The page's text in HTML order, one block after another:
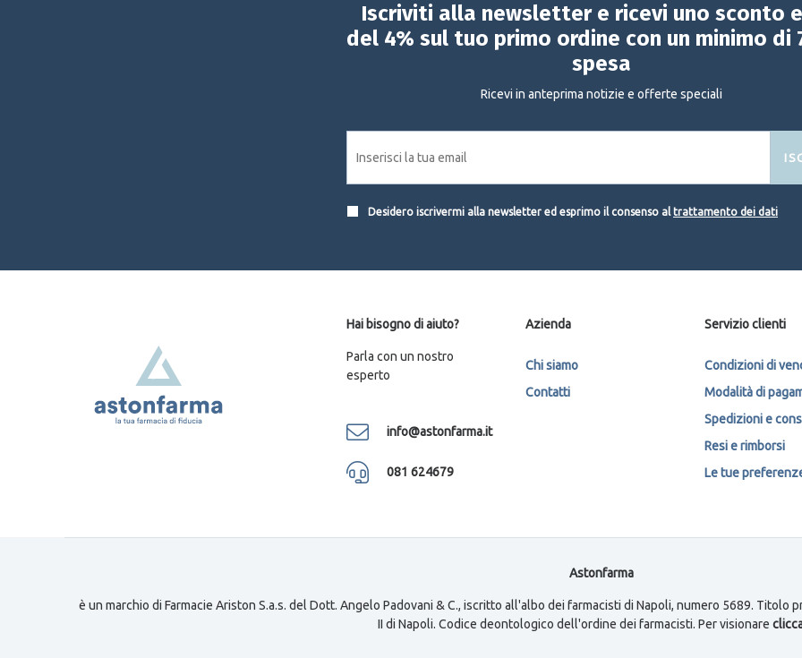
Iscriviti alla newsletter e ricevi uno sconto
del 4% sul tuo primo ordine con un minimo di
spesa
Ricevi in anteprima notizie e offerte speciali
Desidero iscrivermi alla newsletter ed esprimo il consenso altrattamento dei dati
Hai bisogno di aiuto?
Parla con un nostro
esperto
info@astonfarma.it
081 624679
Azienda
Chi siamo
Contatti
Servizio clienti
Condizioni di
Modalità di
Spedizioni e
Resi e rimborsi
Le tue
Astonfarma
è un marchio di Farmacie Ariston S.a.s. del Dott. Angelo Padovani & C., iscritto all'albo dei farmacisti di Napoli, numero 5689. Titolo
II di Napoli. Codice deontologico dell'ordine dei farmacisti. Per visionare